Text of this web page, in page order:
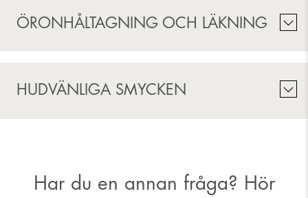
ÖRONHÅLTAGNING OCH LÄKNING
HUDVÄNLIGA SMYCKEN
Har du en annan fråga? Hör